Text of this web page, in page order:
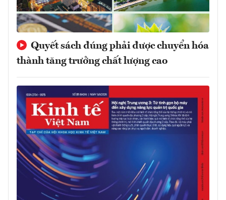
Quyết sách đúng phải được chuyển hóa
thành tăng trưởng chất lượng cao